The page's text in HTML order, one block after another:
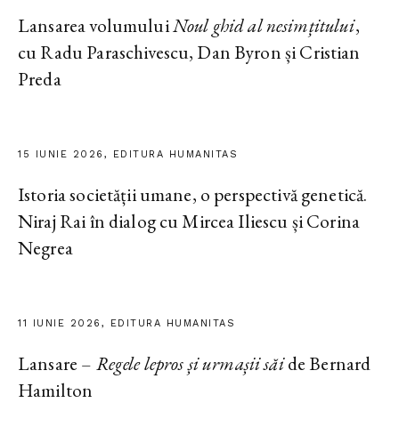
Lansarea volumuluiNoul ghid al nesimțitului,
cu Radu Paraschivescu, Dan Byron și Cristian
Preda
15 IUNIE 2026, EDITURA HUMANITAS
Istoria societății umane, o perspectivă genetică.
Niraj Rai în dialog cu Mircea Iliescu și Corina
Negrea
11 IUNIE 2026, EDITURA HUMANITAS
Lansare – Regele lepros și urmașii săide Bernard
Hamilton